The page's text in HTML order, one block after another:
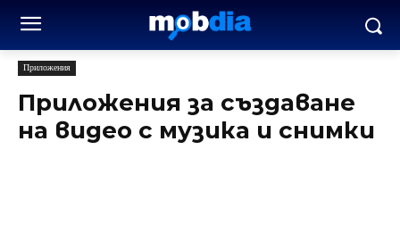
Приложения
Приложения за създаване
на видео с музика и снимки